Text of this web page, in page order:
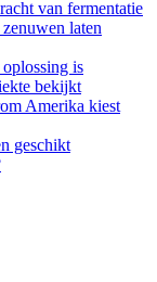
van fermentatie
laten
is
bekijkt
Amerika kiest
geschikt